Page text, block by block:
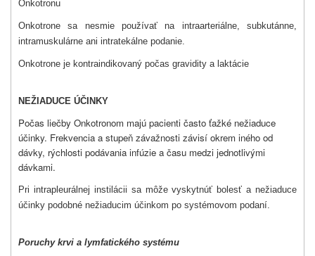
Onkotronu
Onkotrone sa nesmie používať na intraarteriálne, subkutánne,
intramuskulárne ani intratekálne podanie.
Onkotrone je kontraindikovaný počas gravidity a laktácie
NEŽIADUCE ÚČINKY
Počas liečby Onkotronom majú pacienti často ťažké nežiaduce
účinky. Frekvencia a stupeň závažnosti závisí okrem iného od
dávky, rýchlosti podávania infúzie a času medzi jednotlivými
dávkami.
Pri intrapleurálnej instilácii sa môže vyskytnúť bolesť a nežiaduce
účinky podobné nežiaducim účinkom po systémovom podaní.
Poruchy krvi a lymfatického systému